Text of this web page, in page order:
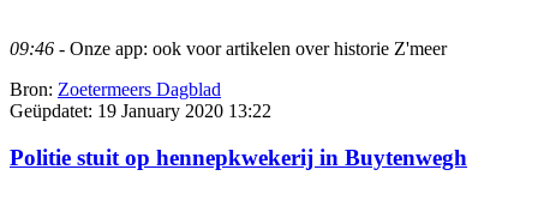
09:46 - Onze app: ook voor artikelen over historie Z'meer
Bron: Zoetermeers Dagblad
Geüpdatet: 19 January 2020 13:22
Politie stuit op hennepkwekerij in Buytenwegh